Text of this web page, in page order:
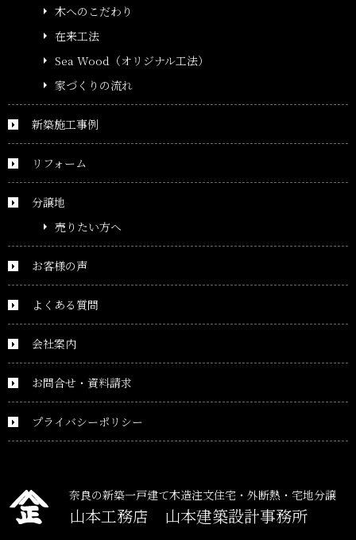
木へのこだわり
在来工法
Sea Wood（オリジナル工法）
家づくりの流れ
新築施工事例
リフォーム
分譲地
売りたい方へ
お客様の声
よくある質問
会社案内
お問合せ・資料請求
プライバシーポリシー
奈良の新築一戸建て木造注文住宅・外断熱・宅地分譲
山本工務店 山本建築設計事務所